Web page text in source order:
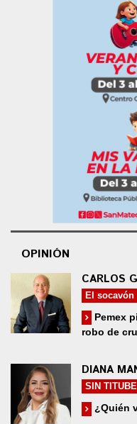
OPINIÓN
CARLOS
El socavón
Pemex
robo de
DIANA
SIN
¿Quién